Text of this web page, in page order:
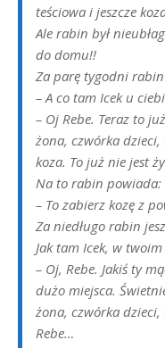
teściowa i jeszcze
Ale rabin był
do domu!!
Za parę tygodni
– A co tam Icek u
– Oj Rebe. Teraz to
żona, czwórka dzieci,
koza. To już nie jest
Na to rabin powiada:
– To zabierz kozę z
Za niedługo rabin
Jak tam Icek, w
– Oj, Rebe. Jakiś ty
dużo miejsca.
żona, czwórka
Rebe…